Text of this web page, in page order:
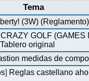
Tema
(3W) (Reglamento)
CRAZY GOLF (GAMES
original
medidas de
] Reglas castellano